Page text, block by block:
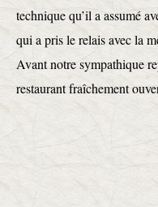
technique qu’il a assumé
qui a pris le relais avec la
Avant notre sympathique
restaurant fraîchement